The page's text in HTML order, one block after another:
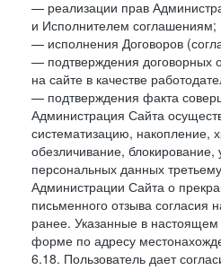
— реализации прав
и Исполнителем соглашениям;
— исполнения Договоров
— подтверждения договорных
на сайте в качестве
— подтверждения факта
Администрация Сайта
систематизацию, накопление,
обезличивание,
персональных данных
Администрации Сайта о
письменного отзыва согласия
ранее. Указанные в
форме по адресу
6.18. Пользователь дает